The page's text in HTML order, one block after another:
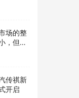
场的整
，但其
比例继
宅空间
传祺新
开启